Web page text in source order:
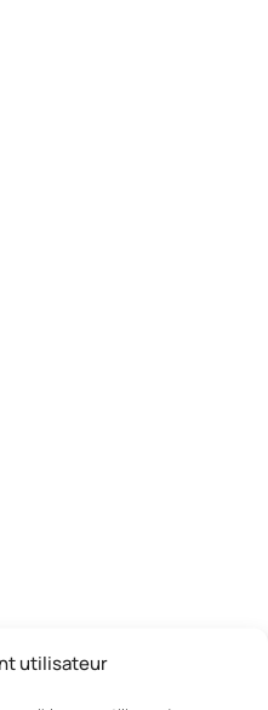
utilisateur